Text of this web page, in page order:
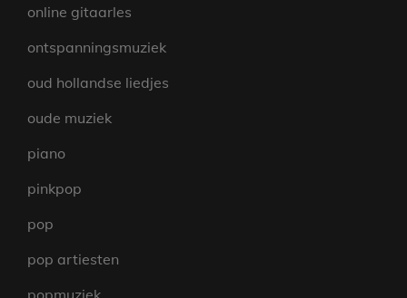
online gitaarles
ontspanningsmuziek
oud hollandse liedjes
oude muziek
piano
pinkpop
pop
pop artiesten
popmuziek